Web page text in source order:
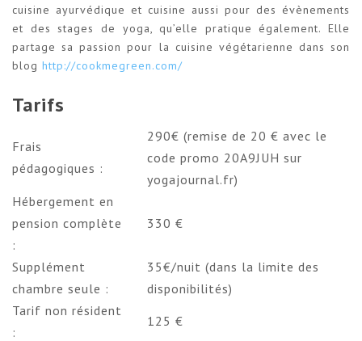
cuisine ayurvédique et cuisine aussi pour des évènements
et des stages de yoga, qu’elle pratique également. Elle
partage sa passion pour la cuisine végétarienne dans son
blog http://cookmegreen.com/
Tarifs
Frais
pédagogiques :
290€ (remise de 20 € avec le
code promo 20A9JUH sur
yogajournal.fr)
Hébergement en
pension complète
:
330 €
Supplément
chambre seule :
35€/nuit (dans la limite des
disponibilités)
Tarif non résident
:
125 €